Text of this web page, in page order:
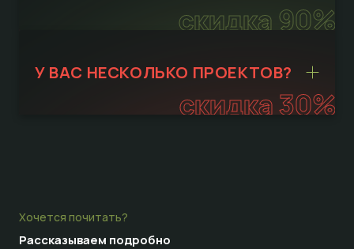
скидка 90%
скидка 30%
У ВАС НЕСКОЛЬКО ПРОЕКТОВ?
Хочется почитать?
Рассказываем подробно